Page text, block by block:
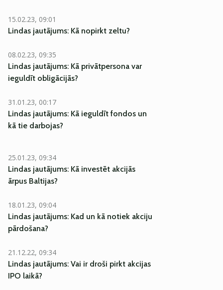
15.02.23, 09:01
Lindas jautājums: Kā nopirkt zeltu?
08.02.23, 09:35
Lindas jautājums: Kā privātpersona var
ieguldīt obligācijās?
31.01.23, 00:17
Lindas jautājums: Kā ieguldīt fondos un
kā tie darbojas?
25.01.23, 09:34
Lindas jautājums: Kā investēt akcijās
ārpus Baltijas?
18.01.23, 09:04
Lindas jautājums: Kad un kā notiek akciju
pārdošana?
21.12.22, 09:34
Lindas jautājums: Vai ir droši pirkt akcijas
IPO laikā?